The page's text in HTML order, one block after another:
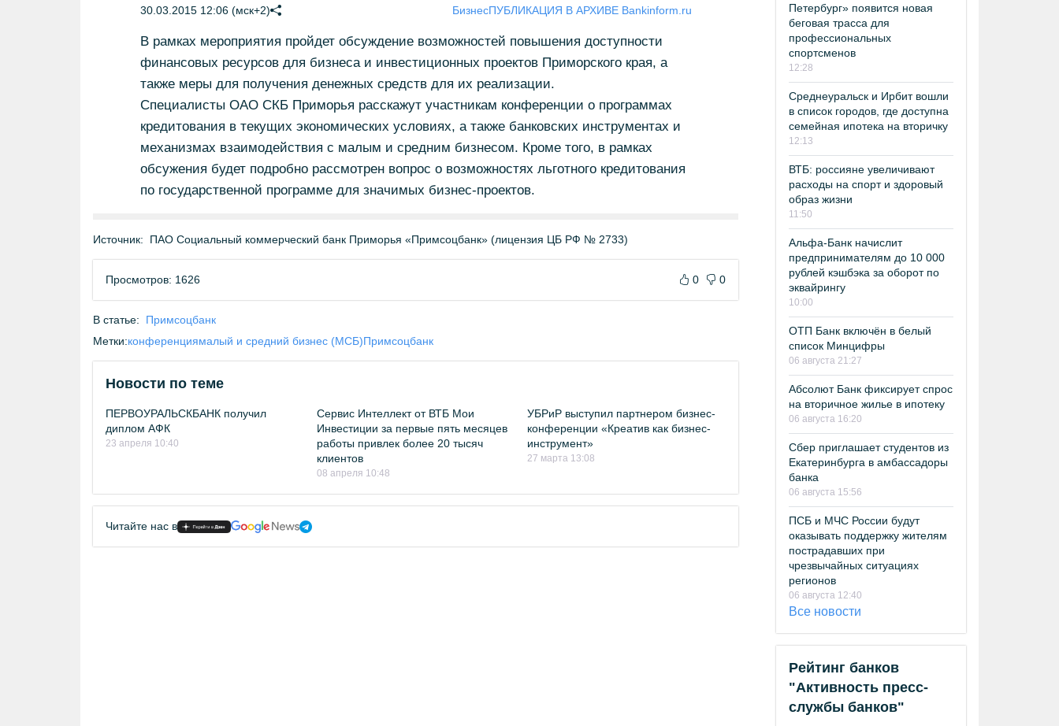
30.03.2015 12:06 (мск+2) БизнесПУБЛИКАЦИЯ В АРХИВЕ Bankinform.ru
В рамках мероприятия пройдет обсуждение возможностей повышения доступности
финансовых ресурсов для бизнеса и инвестиционных проектов Приморского края, а
также меры для получения денежных средств для их реализации.
Специалисты ОАО СКБ Приморья расскажут участникам конференции о программах
кредитования в текущих экономических условиях, а также банковских инструментах и
механизмах взаимодействия с малым и средним бизнесом. Кроме того, в рамках
обсужения будет подробно рассмотрен вопрос о возможностях льготного кредитования
по государственной программе для значимых бизнес-проектов.
Источник: ПАО Социальный коммерческий банк Приморья «Примсоцбанк» (лицензия ЦБ РФ № 2733)
Просмотров: 1626 0 0
В статье:
Примсоцбанк
Метки:конференциямалый и средний бизнес (МСБ)Примсоцбанк
Новости по теме
ПЕРВОУРАЛЬСКБАНК получил
диплом АФК
23 апреля 10:40
Сервис Интеллект от ВТБ Мои
Инвестиции за первые пять месяцев
работы привлек более 20 тысяч
клиентов
08 апреля 10:48
УБРиР выступил партнером бизнес-
конференции «Креатив как бизнес-
инструмент»
27 марта 13:08
Читайте нас в
Петербург» появится новая
беговая трасса для
профессиональных
спортсменов
12:28
Среднеуральск и Ирбит вошли
в список городов, где доступна
семейная ипотека на вторичку
12:13
ВТБ: россияне увеличивают
расходы на спорт и здоровый
образ жизни
11:50
Альфа-Банк начислит
предпринимателям до 10 000
рублей кэшбэка за оборот по
эквайрингу
10:00
ОТП Банк включён в белый
список Минцифры
06 августа 21:27
Абсолют Банк фиксирует спрос
на вторичное жилье в ипотеку
06 августа 16:20
Сбер приглашает студентов из
Екатеринбурга в амбассадоры
банка
06 августа 15:56
ПСБ и МЧС России будут
оказывать поддержку жителям
пострадавших при
чрезвычайных ситуациях
регионов
06 августа 12:40
Все новости
Рейтинг банков
"Активность пресс-
службы банков"